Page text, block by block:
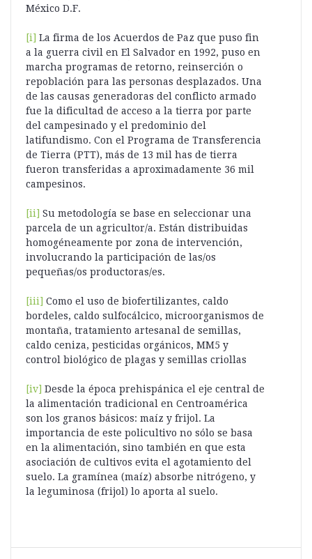
México D.F.
[i] La firma de los Acuerdos de Paz que puso fin
a la guerra civil en El Salvador en 1992, puso en
marcha programas de retorno, reinserción o
repoblación para las personas desplazados. Una
de las causas generadoras del conflicto armado
fue la dificultad de acceso a la tierra por parte
del campesinado y el predominio del
latifundismo. Con el Programa de Transferencia
de Tierra (PTT), más de 13 mil has de tierra
fueron transferidas a aproximadamente 36 mil
campesinos.
[ii] Su metodología se base en seleccionar una
parcela de un agricultor/a. Están distribuidas
homogéneamente por zona de intervención,
involucrando la participación de las/os
pequeñas/os productoras/es.
[iii] Como el uso de biofertilizantes, caldo
bordeles, caldo sulfocálcico, microorganismos de
montaña, tratamiento artesanal de semillas,
caldo ceniza, pesticidas orgánicos, MM5 y
control biológico de plagas y semillas criollas
[iv] Desde la época prehispánica el eje central de
la alimentación tradicional en Centroamérica
son los granos básicos: maíz y frijol. La
importancia de este policultivo no sólo se basa
en la alimentación, sino también en que esta
asociación de cultivos evita el agotamiento del
suelo. La gramínea (maíz) absorbe nitrógeno, y
la leguminosa (frijol) lo aporta al suelo.